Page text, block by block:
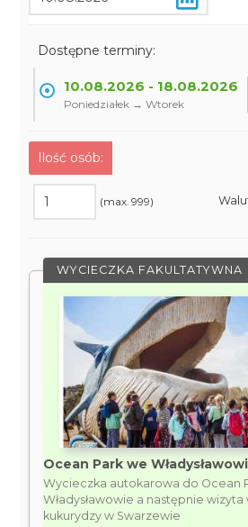
Dostępne terminy:
10.08.2026 - 18.08.2026
Poniedziałek → Wtorek
Ilość osób:
(max. 999)
WYCIECZKA FAKULTATYWNA
Ocean Park we
Wycieczka autokarowa do Ocean
Władysławowie a następnie
kukurydzy w Swarzewie